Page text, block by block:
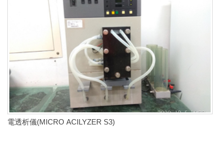
電透析儀(MICRO ACILYZER S3)